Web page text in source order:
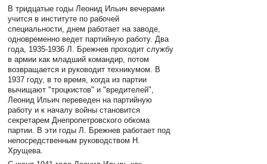
В тридцатые годы Леонид Ильич вечерами
учится в институте по рабочей
специальности, днем работает на заводе,
одновременно ведет партийную работу. Два
года, 1935-1936 Л. Брежнев проходит службу
в армии как младший командир, потом
возвращается и руководит техникумом. В
1937 году, в то время, когда из партии
вычищают "троцкистов" и "вредителей",
Леонид Ильич переведен на партийную
работу и к началу войны становится
секретарем Днепропетровского обкома
партии. В эти годы Л. Брежнев работает под
непосредственным руководством Н.
Хрущева.